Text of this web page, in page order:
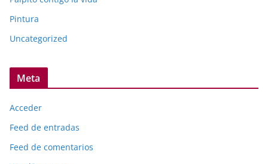
Pintura
Uncategorized
Meta
Acceder
Feed de entradas
Feed de comentarios